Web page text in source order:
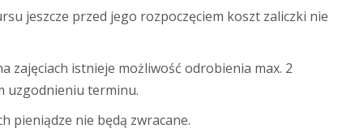
jeszcze przed jego rozpoczęciem koszt zaliczki nie
zajęciach istnieje możliwość odrobienia max. 2
uzgodnieniu terminu.
pieniądze nie będą zwracane.